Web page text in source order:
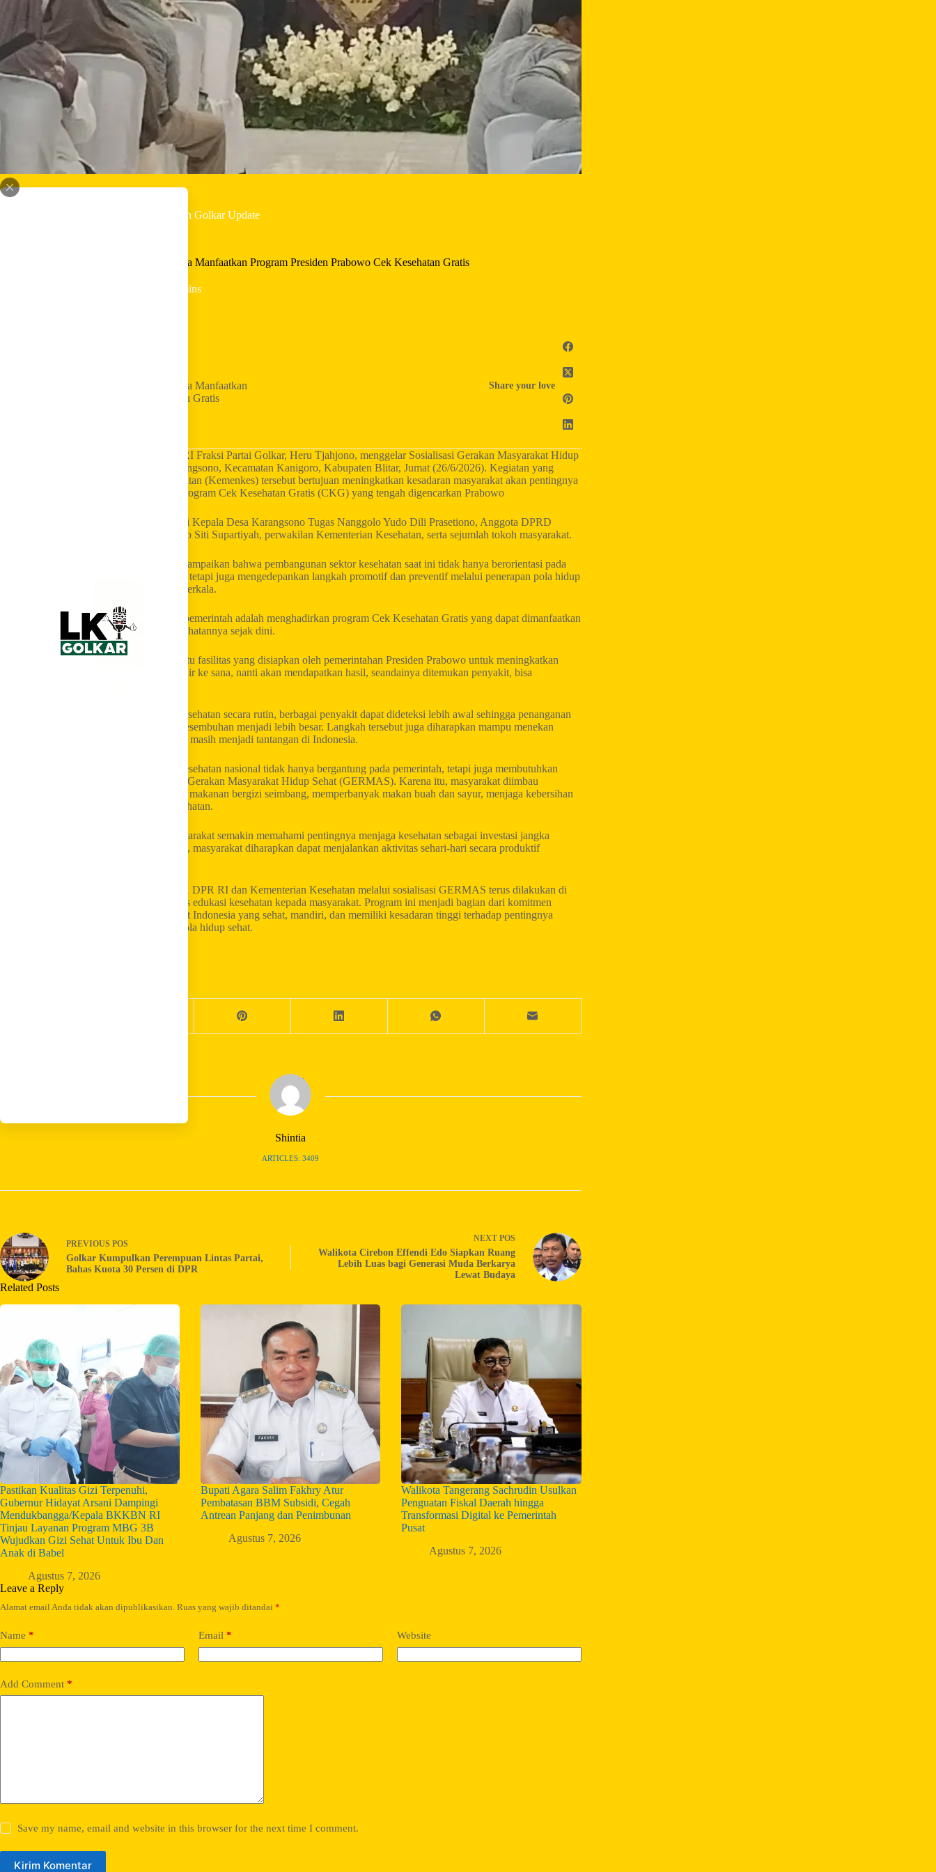
In Golkar Update
DPR RI Golkar Heru Tjahjono Ajak Warga Manfaatkan Program Presiden Prabowo Cek Kesehatan Gratis
2 mins
DPR RI Golkar Heru Tjahjono Ajak Warga Manfaatkan
Program Presiden Prabowo Cek Kesehatan Gratis
Share your love
– Anggota Komisi IX DPR RI Fraksi Partai Golkar, Heru Tjahjono, menggelar Sosialisasi Gerakan Masyarakat Hidup
Sehat (GERMAS) di Aula BUMDes Karangsono, Kecamatan Kanigoro, Kabupaten Blitar, Jumat (26/6/2026). Kegiatan yang
berkolaborasi dengan Kementerian Kesehatan (Kemenkes) tersebut bertujuan meningkatkan kesadaran masyarakat akan pentingnya
pola hidup sehat sekaligus mengenalkan program Cek Kesehatan Gratis (CKG) yang tengah digencarkan Prabowo
Kegiatan diikuti ratusan warga dan dihadiri Kepala Desa Karangsono Tugas Nanggolo Yudo Dili Prasetiono, Anggota DPRD
Kabupaten Blitar Suswati, Camat Kanigoro Siti Supartiyah, perwakilan Kementerian Kesehatan, serta sejumlah tokoh masyarakat.
Dalam sambutannya, Heru Tjahjono menyampaikan bahwa pembangunan sektor kesehatan saat ini tidak hanya berorientasi pada
pengobatan ketika masyarakat sudah sakit, tetapi juga mengedepankan langkah promotif dan preventif melalui penerapan pola hidup
sehat serta pemeriksaan kesehatan secara berkala.
Menurutnya, salah satu bentuk komitmen pemerintah adalah menghadirkan program Cek Kesehatan Gratis yang dapat dimanfaatkan
masyarakat untuk mengetahui kondisi kesehatannya sejak dini.
> “Cek kesehatan gratis ini adalah salah satu fasilitas yang disiapkan oleh pemerintahan Presiden Prabowo untuk meningkatkan
pelayanan kesehatan bagi masyarakat. Hadir ke sana, nanti akan mendapatkan hasil, seandainya ditemukan penyakit, bisa
Heru menjelaskan, melalui pemeriksaan kesehatan secara rutin, berbagai penyakit dapat dideteksi lebih awal sehingga penanganan
dapat dilakukan lebih cepat dan peluang kesembuhan menjadi lebih besar. Langkah tersebut juga diharapkan mampu menekan
angka penyakit tidak menular yang saat ini masih menjadi tantangan di Indonesia.
Ia menambahkan, keberhasilan program kesehatan nasional tidak hanya bergantung pada pemerintah, tetapi juga membutuhkan
peran aktif masyarakat dalam menerapkan Gerakan Masyarakat Hidup Sehat (GERMAS). Karena itu, masyarakat diimbau
membiasakan aktivitas fisik, mengonsumsi makanan bergizi seimbang, memperbanyak makan buah dan sayur, menjaga kebersihan
lingkungan, serta rutin memeriksakan kesehatan.
Melalui sosialisasi ini, Heru berharap masyarakat semakin memahami pentingnya menjaga kesehatan sebagai investasi jangka
panjang. Dengan kondisi tubuh yang sehat, masyarakat diharapkan dapat menjalankan aktivitas sehari-hari secara produktif
Sementara itu, kolaborasi antara Komisi IX DPR RI dan Kementerian Kesehatan melalui sosialisasi GERMAS terus dilakukan di
berbagai daerah sebagai upaya memperluas edukasi kesehatan kepada masyarakat. Program ini menjadi bagian dari komitmen
pemerintah dalam mewujudkan masyarakat Indonesia yang sehat, mandiri, dan memiliki kesadaran tinggi terhadap pentingnya
pencegahan penyakit melalui penerapan pola hidup sehat.
Shintia
ARTICLES: 3409
PREVIOUS POS
Golkar Kumpulkan Perempuan Lintas Partai,
Bahas Kuota 30 Persen di DPR
NEXT POS
Walikota Cirebon Effendi Edo Siapkan Ruang
Lebih Luas bagi Generasi Muda Berkarya
Lewat Budaya
Related Posts
Pastikan Kualitas Gizi Terpenuhi,
Gubernur Hidayat Arsani Dampingi
Mendukbangga/Kepala BKKBN RI
Tinjau Layanan Program MBG 3B
Wujudkan Gizi Sehat Untuk Ibu Dan
Anak di Babel
Agustus 7, 2026
Bupati Agara Salim Fakhry Atur
Pembatasan BBM Subsidi, Cegah
Antrean Panjang dan Penimbunan
Agustus 7, 2026
Walikota Tangerang Sachrudin Usulkan
Penguatan Fiskal Daerah hingga
Transformasi Digital ke Pemerintah
Pusat
Agustus 7, 2026
Leave a Reply
Alamat email Anda tidak akan dipublikasikan. Ruas yang wajib ditandai *
Name * Email * Website
Add Comment *
Save my name, email and website in this browser for the next time I comment.
Kirim Komentar